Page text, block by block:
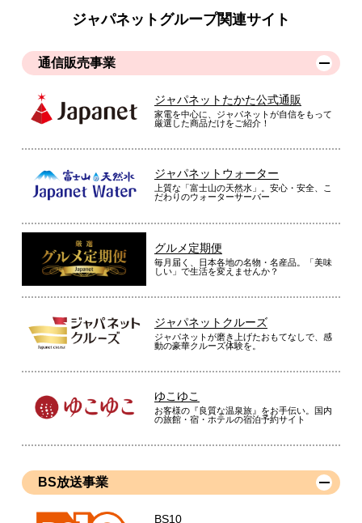
ジャパネットグループ関連サイト
通信販売事業
ジャパネットたかた公式通販
家電を中心に、ジャパネットが自信をもって
厳選した商品だけをご紹介！
ジャパネットウォーター
上質な「富士山の天然水」。安心・安全、こ
だわりのウォーターサーバー
グルメ定期便
毎月届く、日本各地の名物・名産品。「美味
しい」で生活を変えませんか？
ジャパネットクルーズ
ジャパネットが磨き上げたおもてなしで、感
動の豪華クルーズ体験を。
ゆこゆこ
お客様の『良質な温泉旅』をお手伝い。国内
の旅館・宿・ホテルの宿泊予約サイト
BS放送事業
BS10